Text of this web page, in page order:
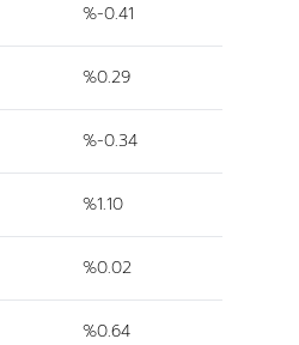
%-0.41
%0.29
%-0.34
%1.10
%0.02
%0.64